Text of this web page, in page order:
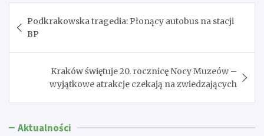
wpisu
Podkrakowska tragedia: Płonący autobus na stacji
BP
Kraków świętuje 20. rocznicę Nocy Muzeów –
wyjątkowe atrakcje czekają na zwiedzających
Aktualności